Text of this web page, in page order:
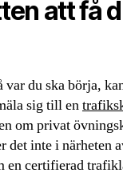
att få
var du ska börja,
sig till en
om privat
det inte i närheten
en certifierad